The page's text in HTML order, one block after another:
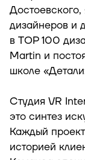
дизайнеров и
в TOP 100
Martin и
школе
Студия VR
это синтез
Каждый
историей